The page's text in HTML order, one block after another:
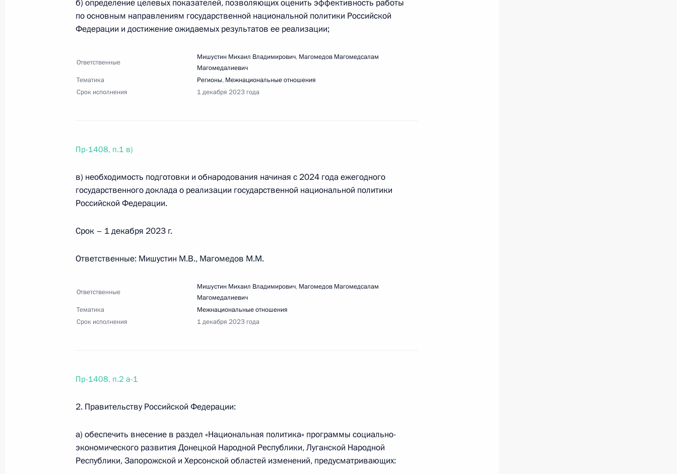
обрабатывающей промышленности
3 сентября 2023 года, 19:30 10 поручений
25 августа 2023 года, пятница
Перечень поручений по вопросам совершенствования кадрового обеспечения
нового времени»
25 августа 2023 года, 17:00
Перечень поручений по итогам совещания по развитию ЗАТО и населённых пунктов
18 августа 2023 года, 21:00 14 поручений
экономического форума
15 августа 2023 года, вторник
Перечень поручений по итогам посещения выставки «Развитие креативной
б) определение целевых показателей, позволяющих оценить эффективность работы
по основным направлениям государственной национальной политики Российской
Федерации и достижение ожидаемых результатов ее реализации;
Ответственные
Мишустин Михаил Владимирович, Магомедов Магомедсалам
Магомедалиевич
Тематика
Регионы, Межнациональные отношения
Срок исполнения
1 декабря 2023 года
Пр-1408, п.1 в)
в) необходимость подготовки и обнародования начиная с 2024 года ежегодного
государственного доклада о реализации государственной национальной политики
Российской Федерации.
Срок – 1 декабря 2023 г.
Ответственные: Мишустин М.В., Магомедов М.М.
Ответственные
Мишустин Михаил Владимирович, Магомедов Магомедсалам
Магомедалиевич
Тематика
Межнациональные отношения
Срок исполнения
1 декабря 2023 года
Пр-1408, п.2 а-1
2. Правительству Российской Федерации:
а) обеспечить внесение в раздел «Национальная политика» программы социально-
экономического развития Донецкой Народной Республики, Луганской Народной
Республики, Запорожской и Херсонской областей изменений, предусматривающих: